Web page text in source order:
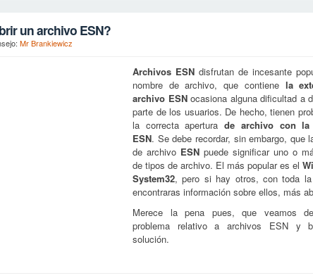
un archivo ESN?
Mr Brankiewicz
Archivos ESN disfrutan de incesante
nombre de archivo, que contiene la
archivo ESNocasiona alguna dificultad a
parte de los usuarios. De hecho, tienen
la correcta aperturade archivo con la
ESN. Se debe recordar, sin embargo, que
de archivo ESN puede significar uno o
de tipos de archivo. El más popular es el
System32, pero si hay otros, con toda la
encontraras información sobre ellos, más
Merece la pena pues, que veamos
problema relativo a archivos ESN y
solución.